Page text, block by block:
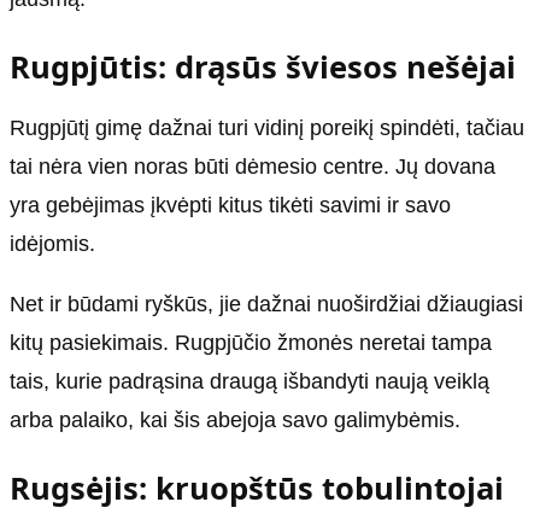
Rugpjūtis: drąsūs šviesos nešėjai
Rugpjūtį gimę dažnai turi vidinį poreikį spindėti, tačiau
tai nėra vien noras būti dėmesio centre. Jų dovana
yra gebėjimas įkvėpti kitus tikėti savimi ir savo
idėjomis.
Net ir būdami ryškūs, jie dažnai nuoširdžiai džiaugiasi
kitų pasiekimais. Rugpjūčio žmonės neretai tampa
tais, kurie padrąsina draugą išbandyti naują veiklą
arba palaiko, kai šis abejoja savo galimybėmis.
Rugsėjis: kruopštūs tobulintojai